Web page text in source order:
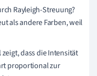
Rayleigh-Streuung?
als andere Farben, weil
zeigt, dass die Intensität
proportional zur